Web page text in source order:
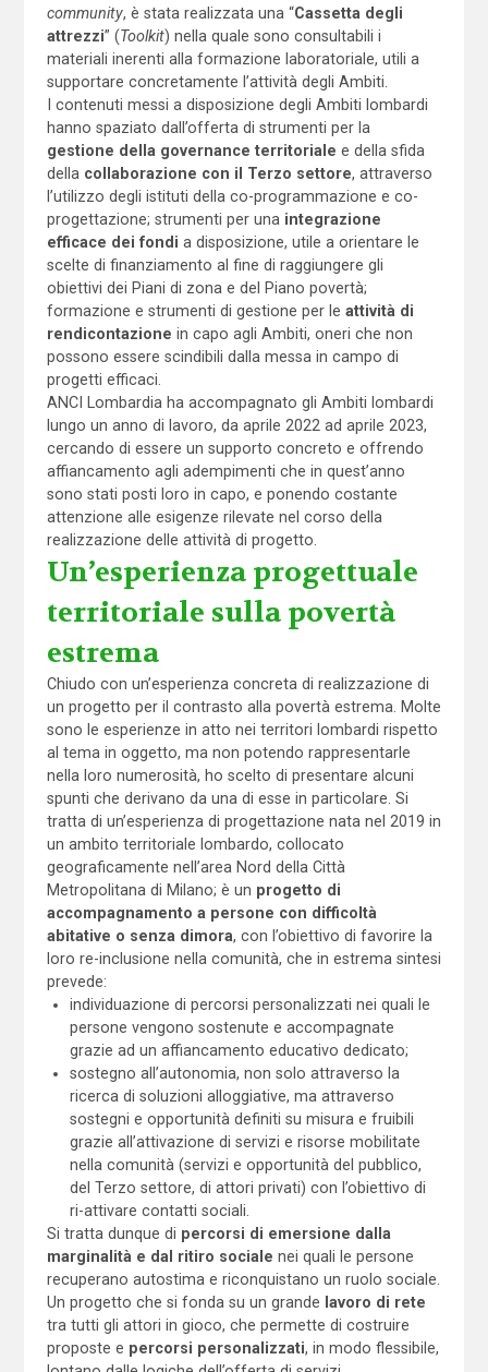
community, è stata realizzata una “Cassetta degli
attrezzi” (Toolkit) nella quale sono consultabili i
materiali inerenti alla formazione laboratoriale, utili a
supportare concretamente l’attività degli Ambiti.
I contenuti messi a disposizione degli Ambiti lombardi
hanno spaziato dall’offerta di strumenti per la
gestione della governance territoriale e della sfida
della collaborazione con il Terzo settore, attraverso
l’utilizzo degli istituti della co-programmazione e co-
progettazione; strumenti per una integrazione
efficace dei fondi a disposizione, utile a orientare le
scelte di finanziamento al fine di raggiungere gli
obiettivi dei Piani di zona e del Piano povertà;
formazione e strumenti di gestione per le attività di
rendicontazione in capo agli Ambiti, oneri che non
possono essere scindibili dalla messa in campo di
progetti efficaci.
ANCI Lombardia ha accompagnato gli Ambiti lombardi
lungo un anno di lavoro, da aprile 2022 ad aprile 2023,
cercando di essere un supporto concreto e offrendo
affiancamento agli adempimenti che in quest’anno
sono stati posti loro in capo, e ponendo costante
attenzione alle esigenze rilevate nel corso della
realizzazione delle attività di progetto.
Un’esperienza progettuale
territoriale sulla povertà
estrema
Chiudo con un’esperienza concreta di realizzazione di
un progetto per il contrasto alla povertà estrema. Molte
sono le esperienze in atto nei territori lombardi rispetto
al tema in oggetto, ma non potendo rappresentarle
nella loro numerosità, ho scelto di presentare alcuni
spunti che derivano da una di esse in particolare. Si
tratta di un’esperienza di progettazione nata nel 2019 in
un ambito territoriale lombardo, collocato
geograficamente nell’area Nord della Città
Metropolitana di Milano; è un progetto di
accompagnamento a persone con difficoltà
abitative o senza dimora, con l’obiettivo di favorire la
loro re-inclusione nella comunità, che in estrema sintesi
prevede:
individuazione di percorsi personalizzati nei quali le
persone vengono sostenute e accompagnate
grazie ad un affiancamento educativo dedicato;
sostegno all’autonomia, non solo attraverso la
ricerca di soluzioni alloggiative, ma attraverso
sostegni e opportunità definiti su misura e fruibili
grazie all’attivazione di servizi e risorse mobilitate
nella comunità (servizi e opportunità del pubblico,
del Terzo settore, di attori privati) con l’obiettivo di
ri-attivare contatti sociali.
Si tratta dunque di percorsi di emersione dalla
marginalità e dal ritiro sociale nei quali le persone
recuperano autostima e riconquistano un ruolo sociale.
Un progetto che si fonda su un grande lavoro di rete
tra tutti gli attori in gioco, che permette di costruire
proposte e percorsi personalizzati, in modo flessibile,